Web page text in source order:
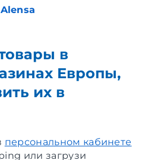
Alensa
в
Европы,
их в
персональном кабинете
или загрузи